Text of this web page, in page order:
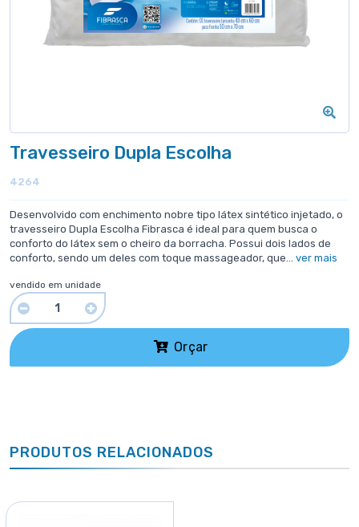
Travesseiro Dupla Escolha
4264
Desenvolvido com enchimento nobre tipo látex sintético injetado, o
travesseiro Dupla Escolha Fibrasca é ideal para quem busca o
conforto do látex sem o cheiro da borracha. Possui dois lados de
conforto, sendo um deles com toque massageador, que... ver mais
vendido em unidade
Orçar
PRODUTOS RELACIONADOS